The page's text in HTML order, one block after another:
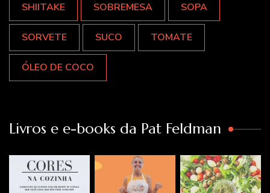
SHIITAKE SOBREMESA SOPA
SORVETE SUCO TOMATE
ÓLEO DE COCO
Livros e e-books da Pat Feldman